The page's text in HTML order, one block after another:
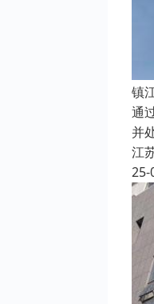
镇
通
并
江
25-